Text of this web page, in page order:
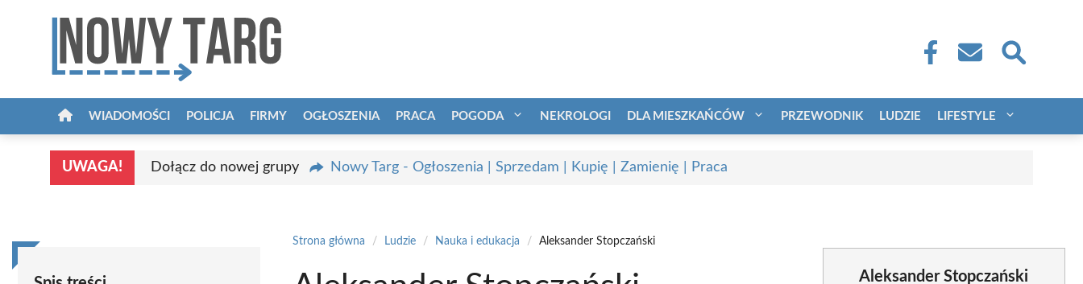
WIADOMOŚCI POLICJA FIRMY OGŁOSZENIA PRACA POGODA NEKROLOGI DLA MIESZKAŃCÓW PRZEWODNIK LUDZIE LIFESTYLE
UWAGA! Dołącz do nowej grupy Nowy Targ - Ogłoszenia | Sprzedam | Kupię | Zamienię | Praca
Strona główna / Ludzie / Nauka i edukacja / Aleksander Stopczański
Aleksander Stopczański